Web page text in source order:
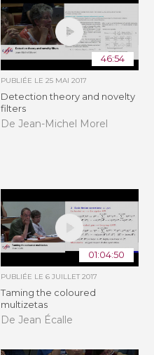
46:54
PUBLIÉE LE 25 MAI 2017
Detection theory and novelty
filters
De Jean-Michel Morel
01:04:50
PUBLIÉE LE 6 JUILLET 2017
Taming the coloured
multizetas
De Jean Écalle